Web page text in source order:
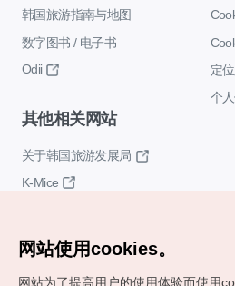
韩国旅游指南与地图
数字图书 / 电子书
Odii
定
个
其他相关网站
关于韩国旅游发展局
K-Mice
网站使用cookies。
网站为了提高用户的使用体验而使用